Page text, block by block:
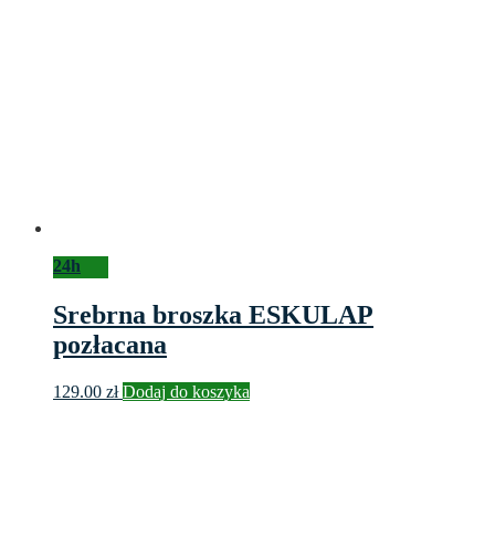
24h
Srebrna broszka ESKULAP
pozłacana
129.00 zł Dodaj do koszyka